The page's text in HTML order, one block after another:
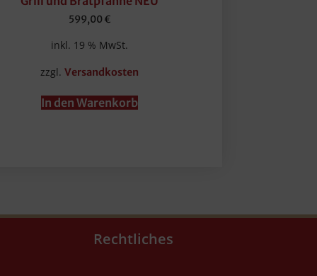
599,00 €
inkl. 19 % MwSt.
zzgl.Versandkosten
In den Warenkorb
Rechtliches